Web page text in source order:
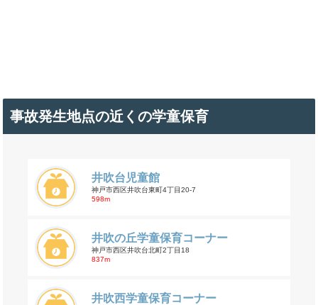
事故発生地点の近くの学童保育
井吹台児童館
神戸市西区井吹台東町4丁目20-7
598m
井吹の丘学童保育コーナー
神戸市西区井吹台北町2丁目18
837m
井吹西学童保育コーナー